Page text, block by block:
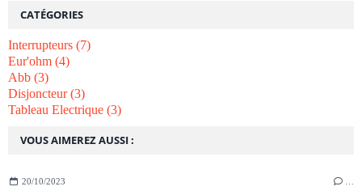
VOUS AIMEREZ AUSSI :
20/10/2023
CATÉGORIES
Interrupteurs (7)
Eur'ohm (4)
Abb (3)
Disjoncteur(3)
Tableau Electrique (3)